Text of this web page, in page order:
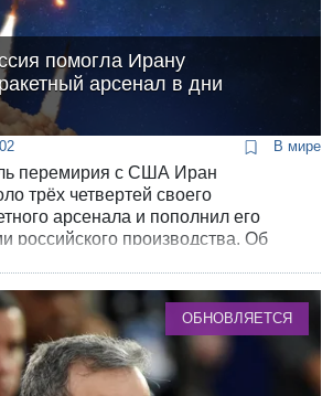
помогла Ирану
арсенал в дни
В мире
перемирия с США Иран
трёх четвертей своего
арсенала и пополнил его
российского производства. Об
ОБНОВЛЯЕТСЯ